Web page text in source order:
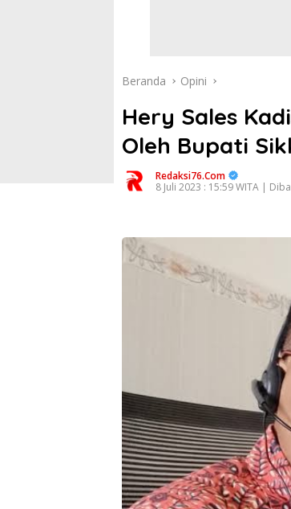
Beranda Opini
Hery Sales
Oleh Bupati
Redaksi76.com
8 Juli 2023 : 15:59 WITA |